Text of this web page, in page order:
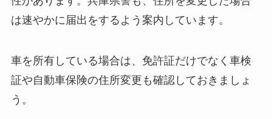
は速やかに届出をするよう案内しています。
車を所有している場合は、免許証だけでなく車検
証や自動車保険の住所変更も確認しておきましょ
う。